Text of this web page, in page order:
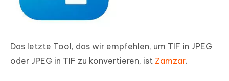
Das letzte Tool, das wir empfehlen, um TIF in JPEG
oder JPEG in TIF zu konvertieren, ist Zamzar.